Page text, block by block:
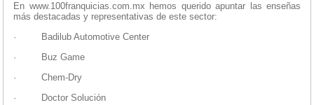
En www.100franquicias.com.mx hemos querido apuntar las enseñas
más destacadas y representativas de este sector:
·
Badilub Automotive Center
·
Buz Game
· Chem-Dry
·
Doctor Solución